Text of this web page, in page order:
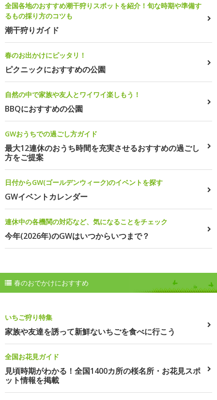
全国各地のおすすめ潮干狩りスポットを紹介！旬な時期や準備す
るもの採り方のコツも
潮干狩りガイド
春のお出かけにピッタリ！
ピクニックにおすすめの公園
自然の中で家族や友人とワイワイ楽しもう！
BBQにおすすめの公園
GWおうちでの過ごし方ガイド
最大12連休のおうち時間を充実させるおすすめの過ごし
方をご提案
日付からGW(ゴールデンウィーク)のイベントを探す
GWイベントカレンダー
連休中の各機関の対応など、気になることをチェック
今年(2026年)のGWはいつからいつまで？
春のおでかけにおすすめ
いちご狩り特集
家族や友達を誘って新鮮ないちごを食べに行こう
全国お花見ガイド
見頃時期がわかる！全国1400カ所の桜名所・お花見スポ
ット情報を掲載